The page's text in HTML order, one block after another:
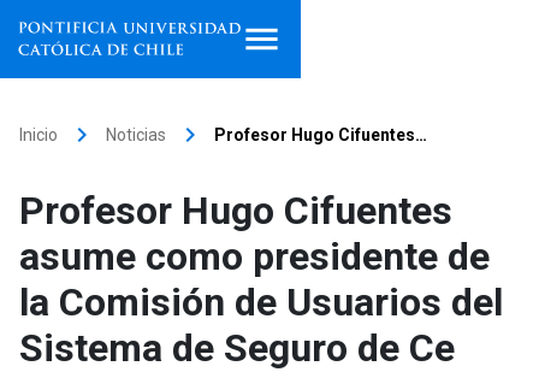
Facultades, escuelas e
institutos
Investigación
Inicio keyboard_arrow_right Noticias keyboard_arrow_right Profesor Hugo Cifuentes…
Profesor Hugo Cifuentes
asume como presidente de
la Comisión de Usuarios del
Sistema de Seguro de Ce